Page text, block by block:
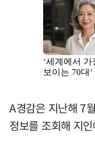
A경감은 지난해 7
정보를 조회해 지